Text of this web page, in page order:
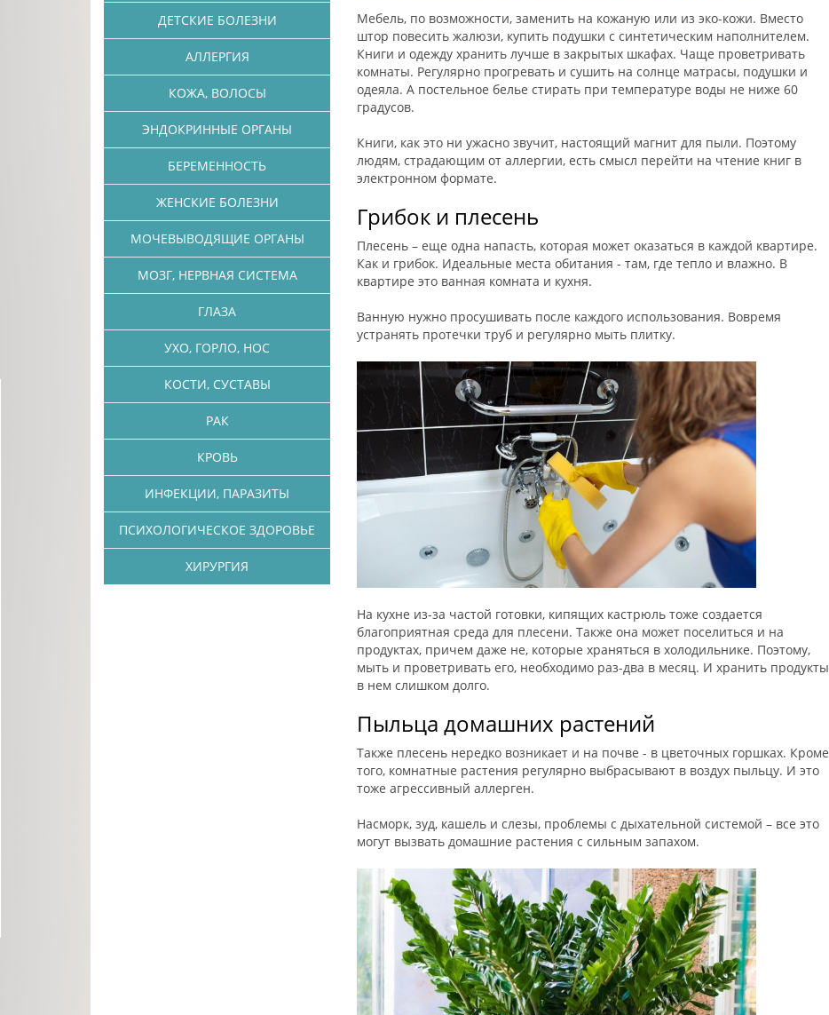
Мебель, по возможности, заменить на кожаную или из эко-кожи. Вместо
штор повесить жалюзи, купить подушки с синтетическим наполнителем.
Книги и одежду хранить лучше в закрытых шкафах. Чаще проветривать
комнаты. Регулярно прогревать и сушить на солнце матрасы, подушки и
одеяла. А постельное белье стирать при температуре воды не ниже 60
градусов.
Книги, как это ни ужасно звучит, настоящий магнит для пыли. Поэтому
людям, страдающим от аллергии, есть смысл перейти на чтение книг в
электронном формате.
Грибок и плесень
Плесень – еще одна напасть, которая может оказаться в каждой квартире.
Как и грибок. Идеальные места обитания - там, где тепло и влажно. В
квартире это ванная комната и кухня.
Ванную нужно просушивать после каждого использования. Вовремя
устранять протечки труб и регулярно мыть плитку.
На кухне из-за частой готовки, кипящих кастрюль тоже создается
благоприятная среда для плесени. Также она может поселиться и на
продуктах, причем даже не, которые храняться в холодильнике. Поэтому,
мыть и проветривать его, необходимо раз-два в месяц. И хранить продукты
в нем слишком долго.
Пыльца домашних растений
Также плесень нередко возникает и на почве - в цветочных горшках. Кроме
того, комнатные растения регулярно выбрасывают в воздух пыльцу. И это
тоже агрессивный аллерген.
Насморк, зуд, кашель и слезы, проблемы с дыхательной системой – все это
могут вызвать домашние растения с сильным запахом.
ДЕТСКИЕ БОЛЕЗНИ
АЛЛЕРГИЯ
КОЖА, ВОЛОСЫ
ЭНДОКРИННЫЕ ОРГАНЫ
БЕРЕМЕННОСТЬ
ЖЕНСКИЕ БОЛЕЗНИ
МОЧЕВЫВОДЯЩИЕ ОРГАНЫ
МОЗГ, НЕРВНАЯ СИСТЕМА
ГЛАЗА
УХО, ГОРЛО, НОС
КОСТИ, СУСТАВЫ
РАК
КРОВЬ
ИНФЕКЦИИ, ПАРАЗИТЫ
ПСИХОЛОГИЧЕСКОЕ ЗДОРОВЬЕ
ХИРУРГИЯ